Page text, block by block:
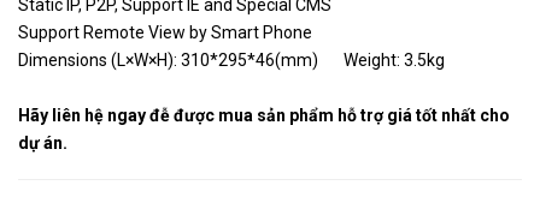
Static IP, P2P, Support IE and Special CMS
Support Remote View by Smart Phone
Dimensions (L×W×H): 310*295*46(mm) Weight: 3.5kg
Hãy liên hệ ngay đễ được mua sản phẩm hỗ trợ giá tốt nhất cho
dự án.